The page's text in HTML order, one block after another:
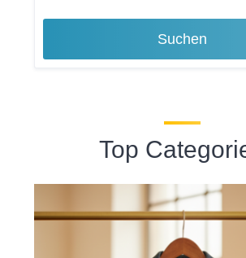
Suchen
Top